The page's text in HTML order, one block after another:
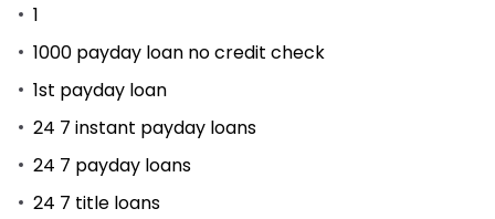
1
1000 payday loan no credit check
1st payday loan
24 7 instant payday loans
24 7 payday loans
24 7 title loans